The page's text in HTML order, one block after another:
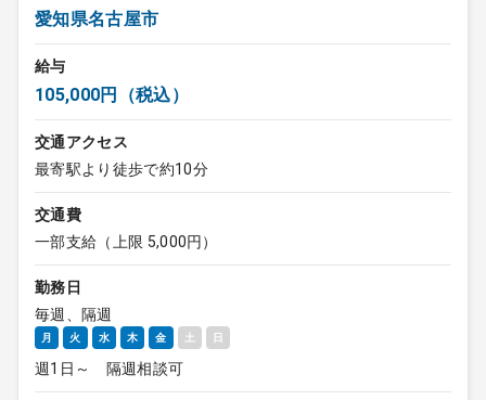
愛知県名古屋市
給与
105,000円（税込）
交通アクセス
最寄駅より徒歩で約10分
交通費
一部支給（上限 5,000円）
勤務日
毎週、隔週
月 火 水 木 金 土 日
週1日～ 隔週相談可